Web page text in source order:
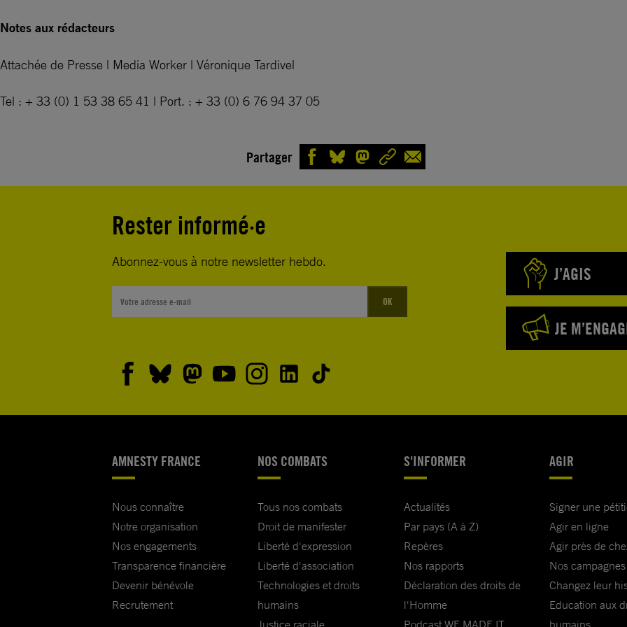
Notes aux rédacteurs
Attachée de Presse | Media Worker | Véronique Tardivel
Tel : + 33 (0) 1 53 38 65 41 | Port. : + 33 (0) 6 76 94 37 05
Partager
Rester informé·e
Abonnez-vous à notre newsletter hebdo.
OK
J’AGIS
JE
AMNESTY FRANCE
Nous connaître
Notre organisation
Nos engagements
Transparence financière
Devenir bénévole
Recrutement
NOS COMBATS
Tous nos combats
Droit de manifester
Liberté d'expression
Liberté d'association
Technologies et droits
humains
Justice raciale
S'INFORMER
Actualités
Par pays (A à Z)
Repères
Nos rapports
Déclaration des droits de
l'Homme
Podcast WE MADE IT
AGIR
Signer une
Agir en ligne
Agir près de
Nos campagnes
Changez leur
Education aux
humains